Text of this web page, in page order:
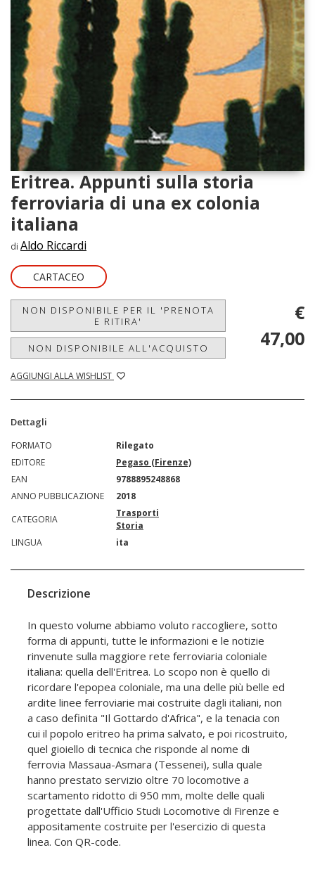
Eritrea. Appunti sulla storia
ferroviaria di una ex colonia
italiana
di Aldo Riccardi
CARTACEO
NON DISPONIBILE PER IL 'PRENOTA
E RITIRA'
NON DISPONIBILE ALL'ACQUISTO
AGGIUNGI ALLA WISHLIST
€
47,00
Dettagli
FORMATO
Rilegato
EDITORE
Pegaso (Firenze)
EAN
9788895248868
ANNO PUBBLICAZIONE
2018
CATEGORIA
Trasporti
Storia
LINGUA
ita
Descrizione
In questo volume abbiamo voluto raccogliere, sotto
forma di appunti, tutte le informazioni e le notizie
rinvenute sulla maggiore rete ferroviaria coloniale
italiana: quella dell'Eritrea. Lo scopo non è quello di
ricordare l'epopea coloniale, ma una delle più belle ed
ardite linee ferroviarie mai costruite dagli italiani, non
a caso definita "Il Gottardo d'Africa", e la tenacia con
cui il popolo eritreo ha prima salvato, e poi ricostruito,
quel gioiello di tecnica che risponde al nome di
ferrovia Massaua-Asmara (Tessenei), sulla quale
hanno prestato servizio oltre 70 locomotive a
scartamento ridotto di 950 mm, molte delle quali
progettate dall'Ufficio Studi Locomotive di Firenze e
appositamente costruite per l'esercizio di questa
linea. Con QR-code.